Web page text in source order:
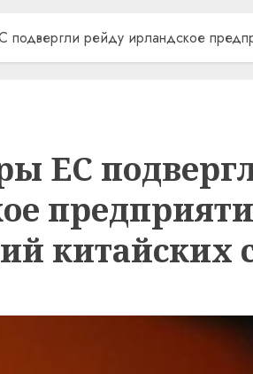
подвергли рейду ирландское
ЕС
китайских